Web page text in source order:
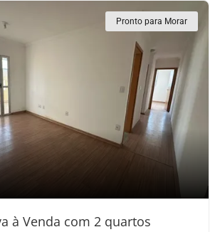
Pronto para Morar
à Venda com 2 quartos